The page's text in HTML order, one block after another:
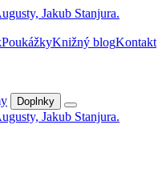
PoukážkyKnižný blogKontakt
Doplnky